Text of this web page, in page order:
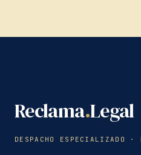
Reclama.Legal
DESPACHO ESPECIALIZADO ·